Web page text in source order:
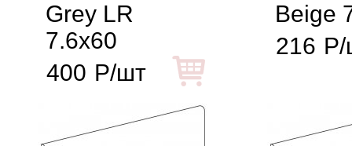
Grey LR
7.6x60
400 Р/шт
Beige
216 Р/